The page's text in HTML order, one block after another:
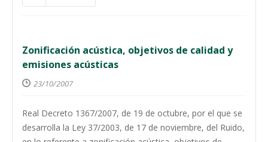
Zonificación acústica, objetivos de calidad y
emisiones acústicas
23/10/2007
Real Decreto 1367/2007, de 19 de octubre, por el que se
desarrolla la Ley 37/2003, de 17 de noviembre, del Ruido,